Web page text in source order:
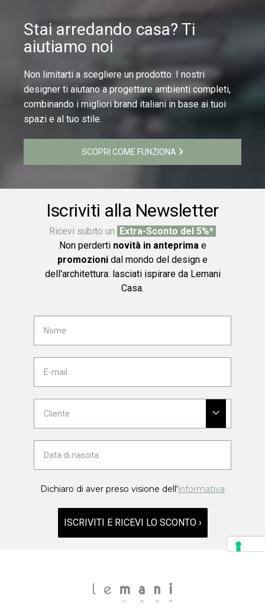
Stai arredando casa? Ti
aiutiamo noi
Non limitarti a scegliere un prodotto. I nostri
designer ti aiutano a progettare ambienti completi,
combinando i migliori brand italiani in base ai tuoi
spazi e al tuo stile.
SCOPRI COME FUNZIONA
Iscriviti alla Newsletter
Ricevi subito un Extra-Sconto del 5%*
Non perderti novità in anteprima e
promozioni dal mondo del design e
dell'architettura: lasciati ispirare da Lemani
Casa.
Dichiaro di aver preso visione dell'informativa
ISCRIVITI E RICEVI LO SCONTO ›